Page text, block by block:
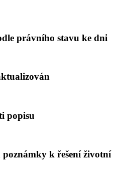
právního stavu ke dni
popisu
k řešení životní